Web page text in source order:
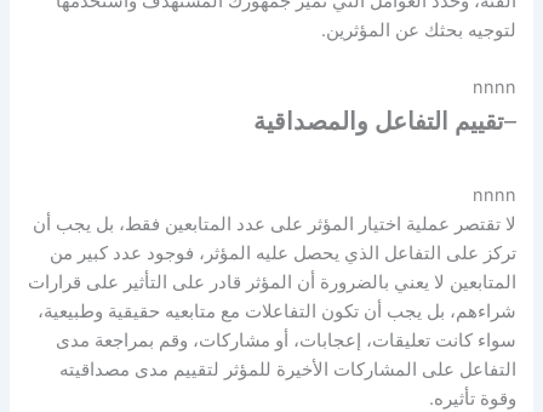
لتوجيه بحثك عن المؤثرين.
nnnn
–تقييم التفاعل والمصداقية
nnnn
لا تقتصر عملية اختيار المؤثر على عدد المتابعين فقط، بل يجب أن
تركز على التفاعل الذي يحصل عليه المؤثر، فوجود عدد كبير من
المتابعين لا يعني بالضرورة أن المؤثر قادر على التأثير على قرارات
شراءهم، بل يجب أن تكون التفاعلات مع متابعيه حقيقية وطبيعية،
سواء كانت تعليقات، إعجابات، أو مشاركات، وقم بمراجعة مدى
التفاعل على المشاركات الأخيرة للمؤثر لتقييم مدى مصداقيته
وقوة تأثيره.